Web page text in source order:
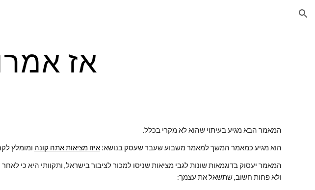
אז
המאמר הבא מגיע בעיתוי שהוא לא מקרי בכלל.
הוא מגיע כמאמר המשך למאמר משבוע שעבר שעסק בנושא: איזו מציאות אתה קונה ומומלץ
ולא פחות חשוב, שתשאל את עצמך: